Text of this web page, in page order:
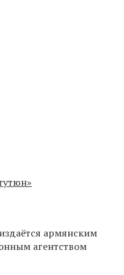
армянским
агентством